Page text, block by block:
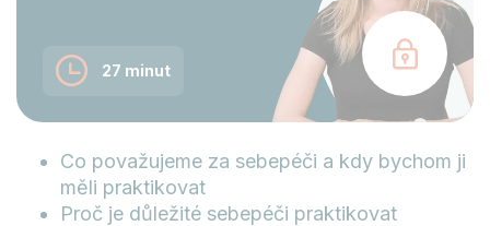
27 minut
Co považujeme za sebepéči a kdy bychom ji
měli praktikovat
Proč je důležité sebepéči praktikovat